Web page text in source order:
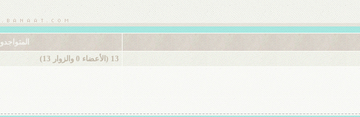
13 (الأعضاء 0 والزوار 13)